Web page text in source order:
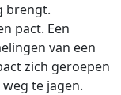
brengt.
pact. Een
van een
zich geroepen
te jagen.